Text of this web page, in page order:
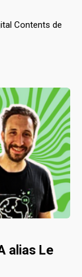
Contents de
alias Le